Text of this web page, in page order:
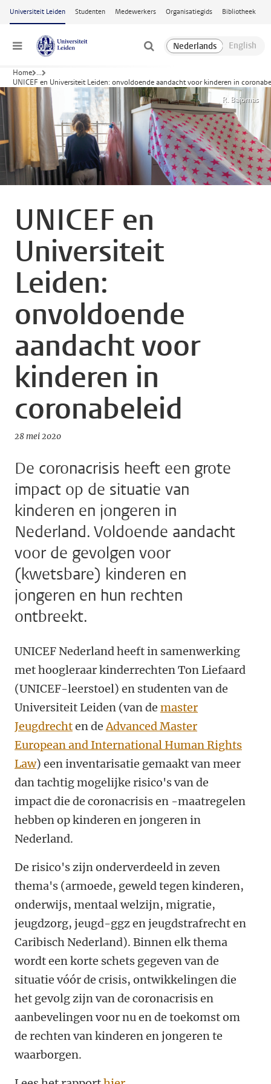
Ga naar hoofdinhoud
Universiteit Leiden Studenten Medewerkers Organisatiegids Bibliotheek
Menu
Home ...
UNICEF en Universiteit Leiden: onvoldoende aandacht voor kinderen in
R. Bajornas
UNICEF en
Universiteit
Leiden:
onvoldoende
aandacht voor
kinderen in
coronabeleid
28 mei 2020
De coronacrisis heeft een grote
impact op de situatie van
kinderen en jongeren in
Nederland. Voldoende aandacht
voor de gevolgen voor
(kwetsbare) kinderen en
jongeren en hun rechten
ontbreekt.
UNICEF Nederland heeft in samenwerking
met hoogleraar kinderrechten Ton Liefaard
(UNICEF-leerstoel) en studenten van de
Universiteit Leiden (van de master
Jeugdrechten deAdvanced Master
European and International Human Rights
Law) een inventarisatie gemaakt van meer
dan tachtig mogelijke risico's van de
impact die de coronacrisis en -maatregelen
hebben op kinderen en jongeren in
Nederland.
De risico's zijn onderverdeeld in zeven
thema's (armoede, geweld tegen kinderen,
onderwijs, mentaal welzijn, migratie,
jeugdzorg, jeugd-ggz en jeugdstrafrecht en
Caribisch Nederland). Binnen elk thema
wordt een korte schets gegeven van de
situatie vóór de crisis, ontwikkelingen die
het gevolg zijn van de coronacrisis en
aanbevelingen voor nu en de toekomst om
de rechten van kinderen en jongeren te
waarborgen.